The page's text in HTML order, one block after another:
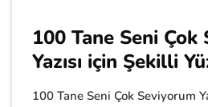
100 Tane Seni Çok
Yazısı için Şekilli
100 Tane Seni Çok Seviyorum